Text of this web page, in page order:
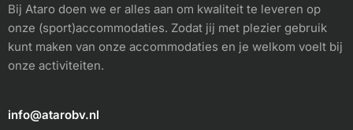
Bij Ataro doen we er alles aan om kwaliteit te leveren op
onze (sport)accommodaties. Zodat jij met plezier gebruik
kunt maken van onze accommodaties en je welkom voelt bij
onze activiteiten.
info@atarobv.nl